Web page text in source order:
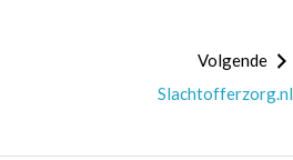
Volgende
Slachtofferzorg.nl